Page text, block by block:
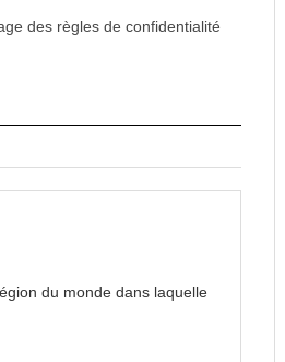
des règles de confidentialité
du monde dans laquelle